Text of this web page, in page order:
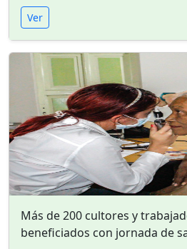
Ver
Más de 200 cultores y
beneficiados con jornada de